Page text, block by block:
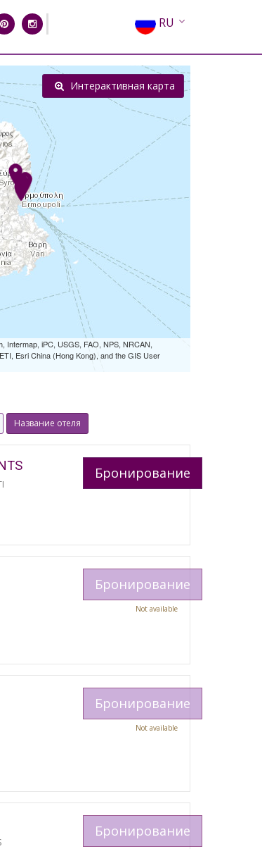
RU
EN
EL
ES
iPC, USGS, FAO, NPS, NRCAN,
Esri China (Hong Kong), and the GIS User
Интерактивная карта
Название отеля
Бронирование
Бронирование
Not available
Бронирование
Not available
Бронирование